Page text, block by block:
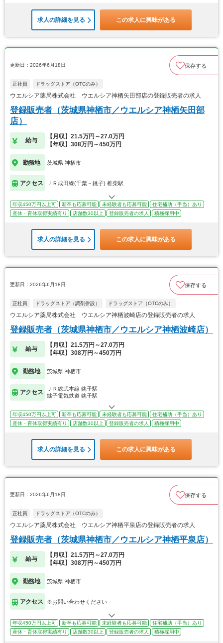
求人の詳細を見る この求人に興味がある
更新日：2026年6月18日 保存する
正社員 ドラッグストア（OTCのみ）
ウエルシア薬局株式会社 ウエルシア神栖矢田部店の登録販売者の求人
登録販売者（茨城県神栖市／ウエルシア神栖矢田部
店）
給与
【月収】21.5万円～27.0万円
【年収】308万円～450万円
勤務地 茨城県 神栖市
アクセス ＪＲ成田線(千葉－銚子) 椎柴駅
年収450万円以上可 新卒も応募可能 未経験者も応募可能
住宅補助（手当）あり
産休・育休取得実績有り
店舗数30以上 登録販売者の求人 積極採用中
求人の詳細を見る この求人に興味がある
更新日：2026年6月18日 保存する
正社員 ドラッグストア（調剤併設） ドラッグストア（OTCのみ）
ウエルシア薬局株式会社 ウエルシア神栖波崎店の登録販売者の求人
登録販売者（茨城県神栖市／ウエルシア神栖波崎店）
給与
【月収】21.5万円～27.0万円
【年収】308万円～450万円
勤務地 茨城県 神栖市
アクセス
ＪＲ総武本線 銚子駅
銚子電気鉄道 銚子駅
年収450万円以上可 新卒も応募可能 未経験者も応募可能
住宅補助（手当）あり
産休・育休取得実績有り
店舗数30以上 登録販売者の求人 積極採用中
求人の詳細を見る この求人に興味がある
更新日：2026年6月18日 保存する
正社員 ドラッグストア（OTCのみ）
ウエルシア薬局株式会社 ウエルシア神栖平泉店の登録販売者の求人
登録販売者（茨城県神栖市／ウエルシア神栖平泉店）
給与
【月収】21.5万円～27.0万円
【年収】308万円～450万円
勤務地 茨城県 神栖市
アクセス ※お問い合わせください
年収450万円以上可 新卒も応募可能 未経験者も応募可能
住宅補助（手当）あり
産休・育休取得実績有り
店舗数30以上 登録販売者の求人 積極採用中